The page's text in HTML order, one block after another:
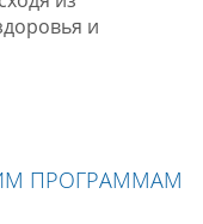
и
ПРОГРАММАМ